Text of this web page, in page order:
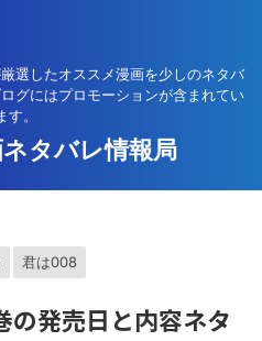
選したオススメ漫画を少しのネタバ
グにはプロモーションが含まれてい
す。
タバレ情報局
君は008
の発売日と内容ネタ